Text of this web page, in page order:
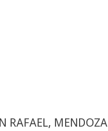
RAFAEL, MENDOZA